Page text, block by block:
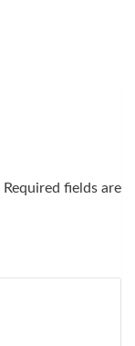
Required fields are